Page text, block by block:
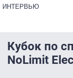
ИНТЕРВЬЮ
Кубок по
NoLimit